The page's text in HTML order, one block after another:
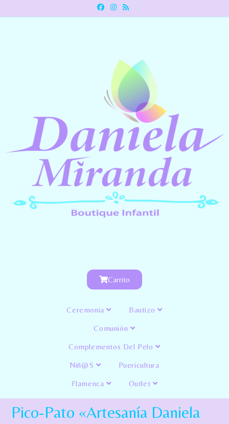
Carrito
Ceremonia Bautizo
Comunión
Complementos Del Pelo
Niñ@s Puericultura
Flamenca Outlet
Pico-Pato «Artesanía Daniela